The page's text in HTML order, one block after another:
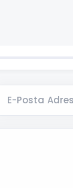
E-Posta